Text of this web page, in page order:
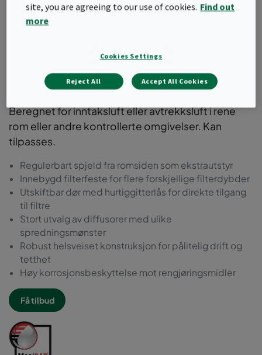
takmontering med sidesirkulær kanaltilkobling.
Beregnet for inntaksluft eller avtrekksluft i rene
rom eller andre kontrollerte omgivelser. Kan
tilpasses.
Regulerbart spjeld fra romsiden som ekstrautstyr
Innebygd filterfeste for flere forskjellige filterdybder
Utskiftbar dør med hurtiggitterlås for direkte tilgang
til filtre
Stort utvalg av diffusorer med ulike
spredningsmønster
Robust helsveiset konstruksjon for pålitelig drift og
tetthet
Høy korrosjonsbeskyttelse mot rengjøringsmidler
Få tilbud
site, you are agreeing to our use of cookies. Find out
more
Cookies Settings
Reject All Accept All Cookies